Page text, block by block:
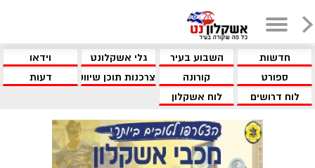
חדשות השבוע בעיר גלי אשקלונט
וידאו
ספורט
קורונה צרכנות תוכן שיווקי
דעות
לוח דרושים
לוח אשקלון